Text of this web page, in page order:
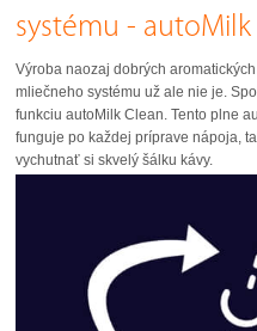
systému - autoMilk
Výroba naozaj dobrých
mliečneho systému už ale nie je.
funkciu autoMilk Clean. Tento plne
funguje po každej príprave nápoja,
vychutnať si skvelý šálku kávy.